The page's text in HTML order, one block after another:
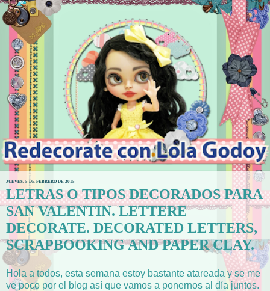
JUEVES, 5 DE FEBRERO DE 2015
LETRAS O TIPOS DECORADOS PARA
SAN VALENTIN. LETTERE
DECORATE. DECORATED LETTERS,
SCRAPBOOKING AND PAPER CLAY.
Hola a todos, esta semana estoy bastante atareada y se me
ve poco por el blog así que vamos a ponernos al día juntos.